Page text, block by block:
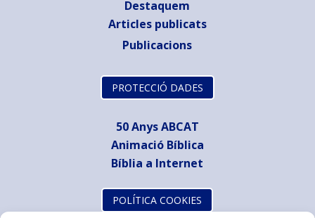
Destaquem
Articles publicats
Publicacions
PROTECCIÓ DADES
50 Anys ABCAT
Animació Bíblica
Bíblia a Internet
POLÍTICA COOKIES